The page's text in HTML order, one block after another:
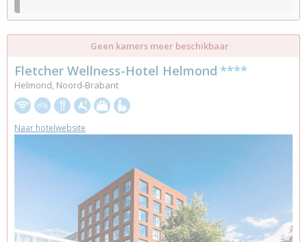
Geen kamers meer beschikbaar
Fletcher Wellness-Hotel Helmond ****
Helmond, Noord-Brabant
Naar hotelwebsite